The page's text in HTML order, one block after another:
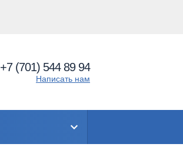
+7 (701) 544 89 94
Написать нам